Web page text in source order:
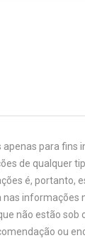
para
de qualquer
é,
não estão
ou